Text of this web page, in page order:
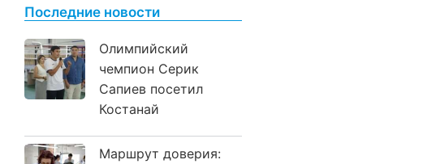
Последние новости
Олимпийский
чемпион Серик
Сапиев посетил
Костанай
Маршрут доверия: